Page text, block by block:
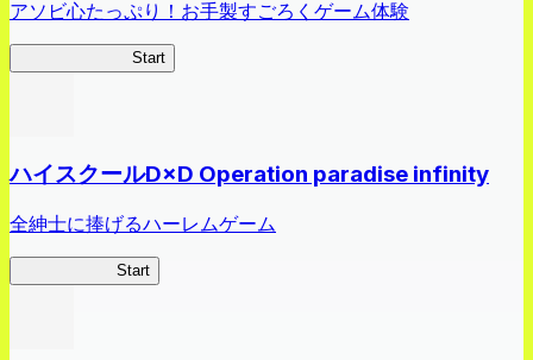
アソビ心たっぷり！お手製すごろくゲーム体験
Start
ハイスクールD×D Operation paradise infinity
全紳士に捧げるハーレムゲーム
Start